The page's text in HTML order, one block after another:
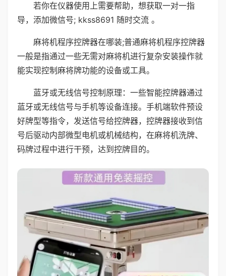
若你在仪器使用上需要帮助，想获取一对一指
导，添加微信号; kkss8691 随时交流 。
麻将机程序控牌器在哪装;普通麻将机程序控牌器
一般是指通过一些无需对麻将机进行复杂安装操作就
能实现控制麻将牌功能的设备或工具。
蓝牙或无线信号控制原理：一些智能控牌器通过
蓝牙或无线信号与手机等设备连接。手机端软件预设
好牌型等指令，发送信号给控牌器，控牌器接收到信
号后驱动内部微型电机或机械结构，在麻将机洗牌、
码牌过程中进行干预，达到控牌目的。